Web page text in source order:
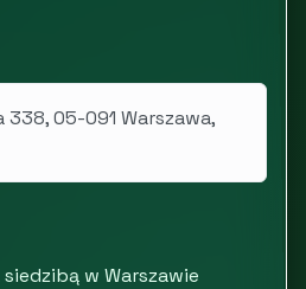
338, 05-091 Warszawa,
w Warszawie